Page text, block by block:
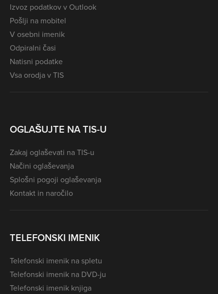
Izvoz podatkov v Outlook
Pošlji na mobitel
V osebni imenik
Odpiralni časi
Natisni podatke
Vsa orodja v TIS
OGLAŠUJTE NA TIS-U
Zakaj oglaševati na TIS-u
Načini oglaševanja
Splošni pogoji oglaševanja
Kontakt in naročilo
TELEFONSKI IMENIK
Telefonski imenik na spletu
Telefonski imenik na DVD-ju
Telefonski imenik knjiga